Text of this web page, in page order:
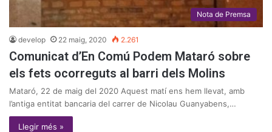
Nota de Premsa
develop 22 maig, 2020 2.261
Comunicat d’En Comú Podem Mataró sobre
els fets ocorreguts al barri dels Molins
Mataró, 22 de maig del 2020 Aquest matí ens hem llevat, amb
l’antiga entitat bancaria del carrer de Nicolau Guanyabens,…
Llegir més »